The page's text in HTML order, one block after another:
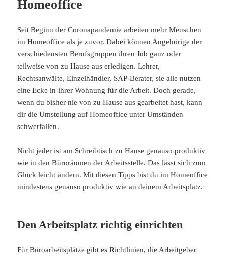
Homeoffice
Seit Beginn der Coronapandemie arbeiten mehr Menschen
im Homeoffice als je zuvor. Dabei können Angehörige der
verschiedensten Berufsgruppen ihren Job ganz oder
teilweise von zu Hause aus erledigen. Lehrer,
Rechtsanwälte, Einzelhändler, SAP-Berater, sie alle nutzen
eine Ecke in ihrer Wohnung für die Arbeit. Doch gerade,
wenn du bisher nie von zu Hause aus gearbeitet hast, kann
dir die Umstellung auf Homeoffice unter Umständen
schwerfallen.
Nicht jeder ist am Schreibtisch zu Hause genauso produktiv
wie in den Büroräumen der Arbeitsstelle. Das lässt sich zum
Glück leicht ändern. Mit diesen Tipps bist du im Homeoffice
mindestens genauso produktiv wie an deinem Arbeitsplatz.
Den Arbeitsplatz richtig einrichten
Für Büroarbeitsplätze gibt es Richtlinien, die Arbeitgeber